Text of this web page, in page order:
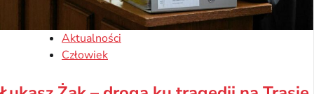
Aktualności
Człowiek